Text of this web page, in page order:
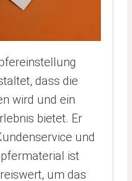
dass die
wird und ein
bietet. Er
und
ist
um das